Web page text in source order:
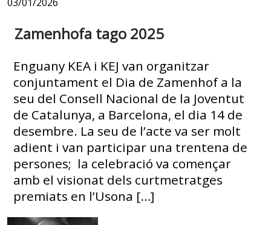
Zamenhofa tago 2025
Enguany KEA i KEJ van organitzar
conjuntament el Dia de Zamenhof a la
seu del Consell Nacional de la Joventut
de Catalunya, a Barcelona, el dia 14 de
desembre. La seu de l’acte va ser molt
adient i van participar una trentena de
persones; la celebració va començar
amb el visionat dels curtmetratges
premiats en l’Usona […]